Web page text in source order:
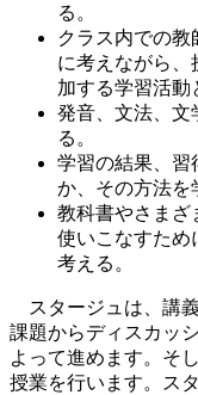
る。
クラス内での
に考えながら、
加する学習活動
発音、文法、文
る。
学習の結果、習
か、その方法を
教科書やさまざ
使いこなすため
考える。
スタージュは、講
課題からディスカッ
よって進めます。そ
授業を行います。ス